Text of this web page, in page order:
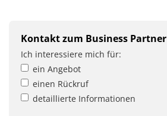
Kontakt zum Business Partner
Ich interessiere mich für:
ein Angebot
einen Rückruf
detaillierte Informationen